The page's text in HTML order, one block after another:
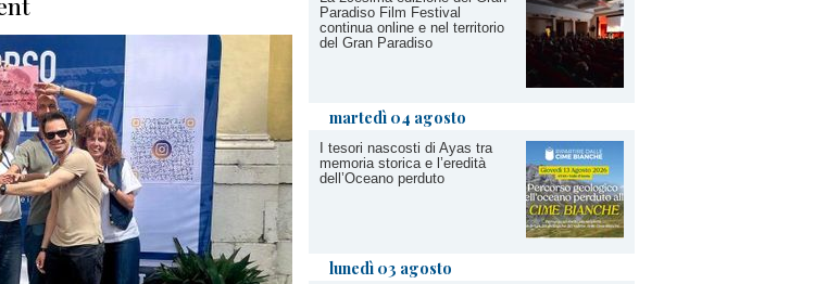
Paradiso Film Festival
continua online e nel territorio
del Gran Paradiso
martedì 04 agosto
I tesori nascosti di Ayas tra
memoria storica e l’eredità
dell’Oceano perduto
lunedì 03 agosto